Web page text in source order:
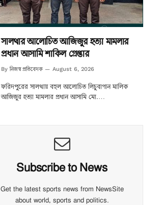
সালথার আলোচিত আজিজুর হত্যা মামলার
প্রধান আসামি শাকিল গ্রেপ্তার
By নিজস্ব প্রতিবেদক August 6, 2026
ফরিদপুরের সালথায় বহুল আলোচিত লিচুবাগান মালিক
আজিজুর হত্যা মামলার প্রধান আসামি মো.…
Subscribe to News
Get the latest sports news from NewsSite
about world, sports and politics.